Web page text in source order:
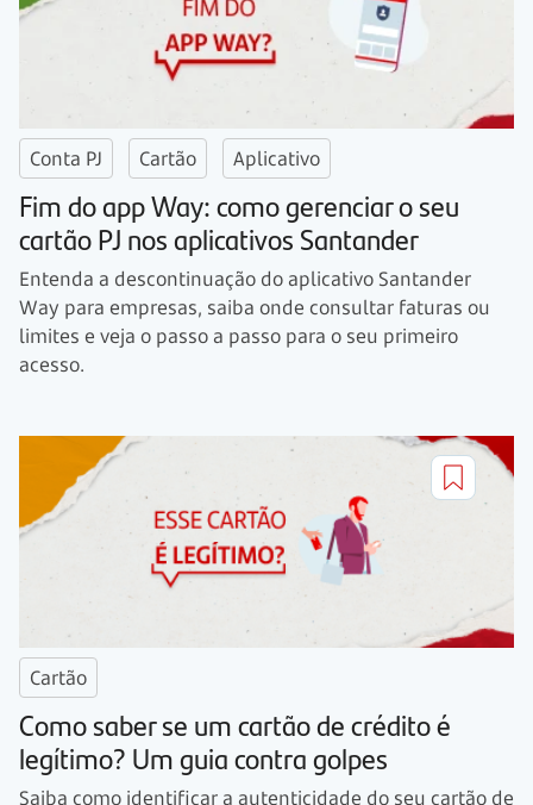
Conta PJ Cartão Aplicativo
Fim do app Way: como gerenciar o seu
cartão PJ nos aplicativos Santander
Entenda a descontinuação do aplicativo Santander
Way para empresas, saiba onde consultar faturas ou
limites e veja o passo a passo para o seu primeiro
acesso.
Cartão
Como saber se um cartão de crédito é
legítimo? Um guia contra golpes
Saiba como identificar a autenticidade do seu cartão de